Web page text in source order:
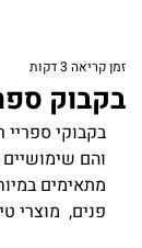
בקבוק
זמן קריאה 3 דקות
בקבוקי ספריי
והם
מתאימים
פנים,  מוצרי